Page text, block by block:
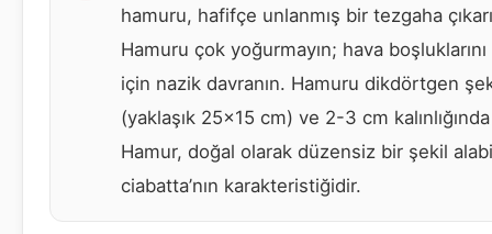
hamuru, hafifçe unlanmış bir tezgaha
Hamuru çok yoğurmayın; hava
için nazik davranın. Hamuru dikdörtgen
(yaklaşık 25×15 cm) ve 2-3 cm kalınlığında
Hamur, doğal olarak düzensiz bir şekil
ciabatta’nın karakteristiğidir.